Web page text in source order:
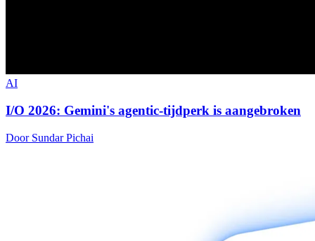
AI
I/O 2026: Gemini's agentic-tijdperk is aangebroken
Door Sundar Pichai